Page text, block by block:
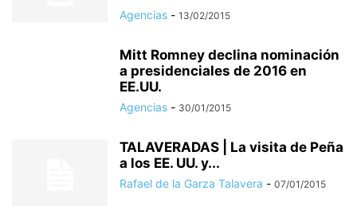
Agencias - 13/02/2015
Mitt Romney declina nominación
a presidenciales de 2016 en
EE.UU.
Agencias - 30/01/2015
TALAVERADAS | La visita de Peña
a los EE. UU. y...
Rafael de la Garza Talavera - 07/01/2015